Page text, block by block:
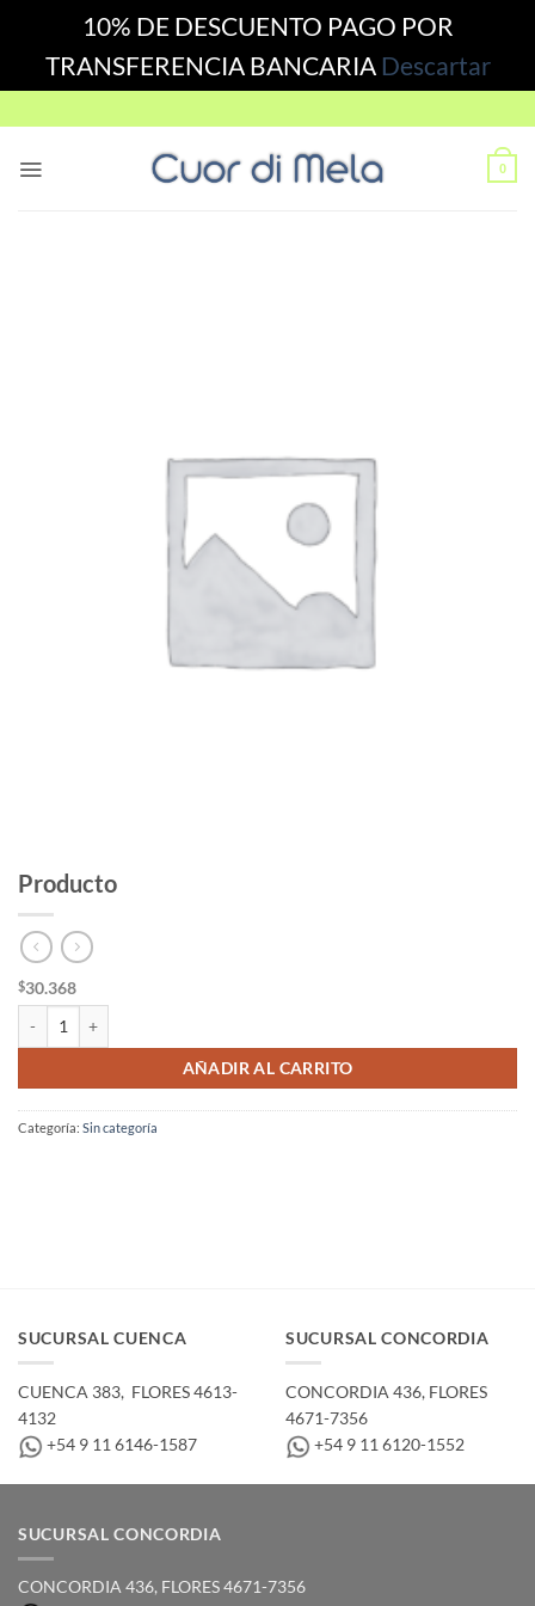
10% DE DESCUENTO PAGO POR
TRANSFERENCIA BANCARIA Descartar
to
0
Producto
$30.368
AÑADIR AL CARRITO
Categoría: Sin categoría
SUCURSAL CUENCA
CUENCA 383, ­ FLORES 4613-
4132
+54 9 11 6146-1587
SUCURSAL CONCORDIA
CONCORDIA 436,­ FLORES
4671-7356
+54 9 11 6120-1552
SUCURSAL CONCORDIA
CONCORDIA 436,­ FLORES 4671-7356